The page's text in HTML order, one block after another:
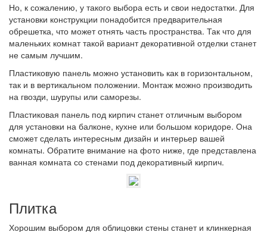
Но, к сожалению, у такого выбора есть и свои недостатки. Для
установки конструкции понадобится предварительная
обрешетка, что может отнять часть пространства. Так что для
маленьких комнат такой вариант декоративной отделки станет
не самым лучшим.
Пластиковую панель можно установить как в горизонтальном,
так и в вертикальном положении. Монтаж можно производить
на гвозди, шурупы или саморезы.
Пластиковая панель под кирпич станет отличным выбором
для установки на балконе, кухне или большом коридоре. Она
сможет сделать интересным дизайн и интерьер вашей
комнаты. Обратите внимание на фото ниже, где представлена
ванная комната со стенами под декоративный кирпич.
Плитка
Хорошим выбором для облицовки стены станет и клинкерная